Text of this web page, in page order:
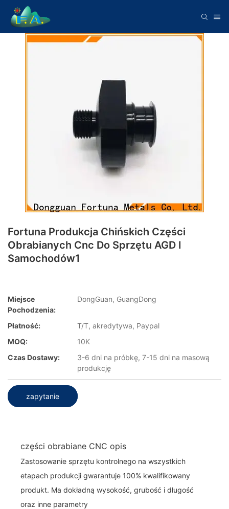
Fortuna Produkcja Chińskich Części
Obrabianych Cnc Do Sprzętu AGD I
Samochodów1
Miejsce
Pochodzenia:
DongGuan, GuangDong
Płatność:
T/T, akredytywa, Paypal
MOQ:
10K
Czas Dostawy:
3-6 dni na próbkę, 7-15 dni na masową
produkcję
zapytanie
części obrabiane CNC opis
Zastosowanie sprzętu kontrolnego na wszystkich
etapach produkcji gwarantuje 100% kwalifikowany
produkt. Ma dokładną wysokość, grubość i długość
oraz inne parametry